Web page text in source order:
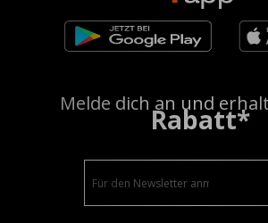
Melde dich an und
Rabatt*